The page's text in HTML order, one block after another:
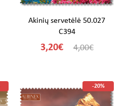
Akinių servetėlė 50.027
C394
3,20€ 4,00€
-20%